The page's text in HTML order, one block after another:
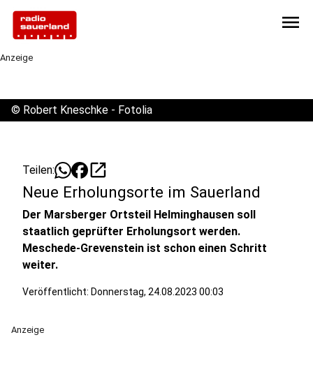
menu
Anzeige
© Robert Kneschke - Fotolia
Teilen: open_in_new
Neue Erholungsorte im Sauerland
Der Marsberger Ortsteil Helminghausen soll
staatlich geprüfter Erholungsort werden.
Meschede-Grevenstein ist schon einen Schritt
weiter.
Veröffentlicht: Donnerstag, 24.08.2023 00:03
Anzeige